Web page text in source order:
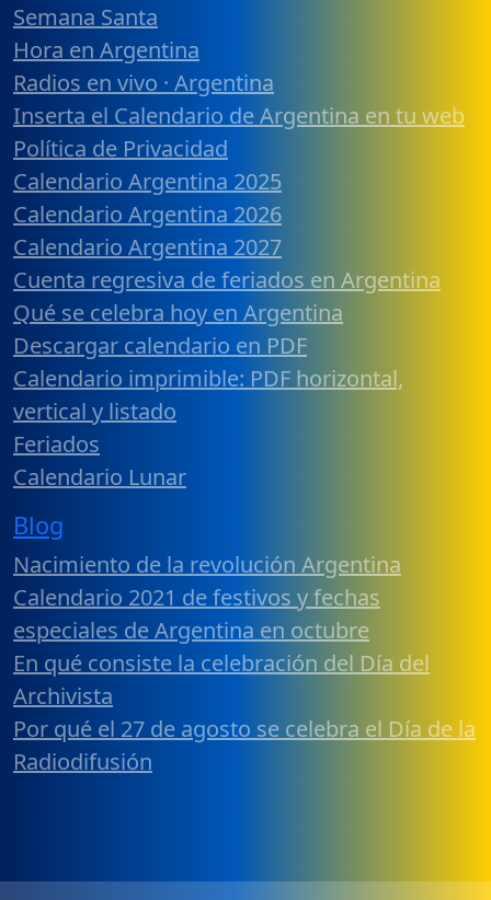
Semana Santa
Hora en Argentina
Radios en vivo · Argentina
Inserta el Calendario de Argentina en tu web
Política de Privacidad
Calendario Argentina 2025
Calendario Argentina 2026
Calendario Argentina 2027
Cuenta regresiva de feriados en Argentina
Qué se celebra hoy en Argentina
Descargar calendario en PDF
Calendario imprimible: PDF horizontal,
vertical y listado
Feriados
Calendario Lunar
Blog
Nacimiento de la revolución Argentina
Calendario 2021 de festivos y fechas
especiales de Argentina en octubre
En qué consiste la celebración del Día del
Archivista
Por qué el 27 de agosto se celebra el Día de la
Radiodifusión